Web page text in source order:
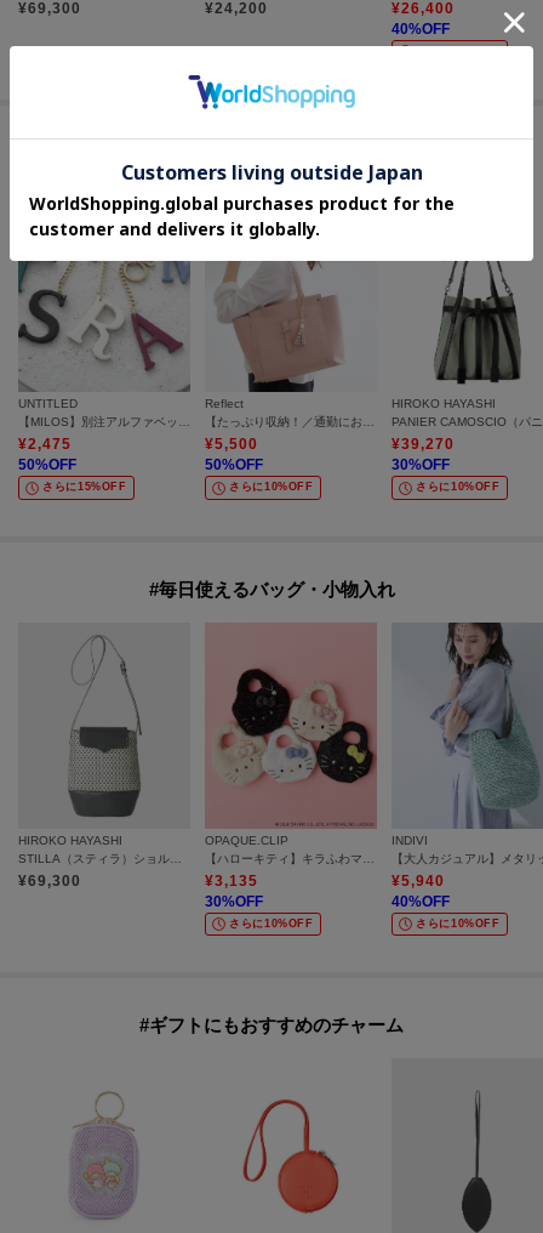
¥69,300 ¥24,200 ¥26,400
40%OFF
UNTITLED
【MILOS】別注アルファベットチャーム
¥2,475
50%OFF
さらに15%OFF
Reflect
【たっぷり収納！／通勤におすすめ】’26春夏毎日バッグ
¥5,500
50%OFF
さらに10%OFF
HIROKO HAYASHI
¥39,270
30%OFF
さらに10%OFF
#毎日使えるバッグ・小物入れ
HIROKO HAYASHI
¥69,300
OPAQUE.CLIP
¥3,135
30%OFF
さらに10%OFF
INDIVI
¥5,940
40%OFF
さらに10%OFF
#ギフトにもおすすめのチャーム